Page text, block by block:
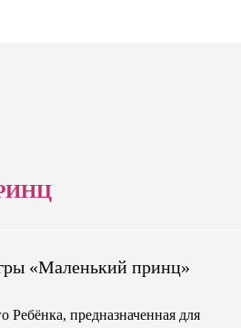
«Маленький принц»
Ребёнка, предназначенная для